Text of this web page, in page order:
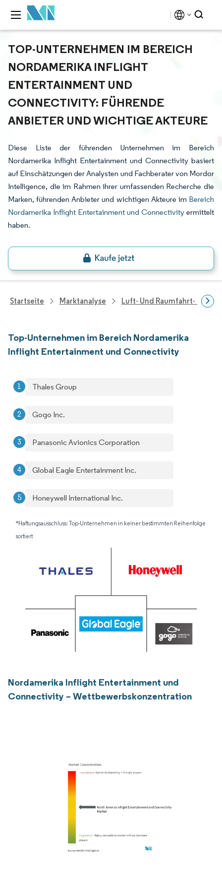
TOP-UNTERNEHMEN IM BEREICH
NORDAMERIKA INFLIGHT
ENTERTAINMENT UND
CONNECTIVITY: FÜHRENDE
ANBIETER UND WICHTIGE AKTEURE
Diese Liste der führenden Unternehmen im Bereich
Nordamerika Inflight Entertainment und Connectivity basiert
auf Einschätzungen der Analysten und Fachberater von Mordor
Intelligence, die im Rahmen ihrer umfassenden Recherche die
Marken, führenden Anbieter und wichtigen Akteure im Bereich
Nordamerika Inflight Entertainment und Connectivity ermittelt
haben.
Startseite Marktanalyse Luft- Und Raumfahrt- Und
Top-Unternehmen im Bereich Nordamerika
Inflight Entertainment und Connectivity
Thales Group
Gogo Inc.
Panasonic Avionics Corporation
Global Eagle Entertainment Inc.
Honeywell International Inc.
*Haftungsausschluss: Top-Unternehmen in keiner bestimmten Reihenfolge
sortiert
Nordamerika Inflight Entertainment und
Connectivity – Wettbewerbskonzentration